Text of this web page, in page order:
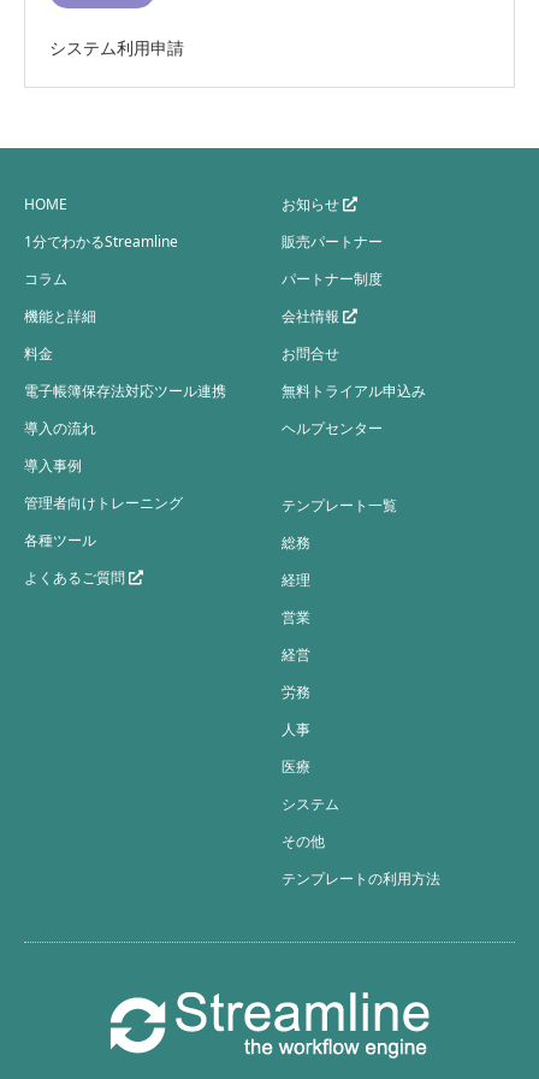
システム利用申請
HOME
1分でわかるStreamline
コラム
機能と詳細
料金
電子帳簿保存法対応ツール連携
導入の流れ
導入事例
管理者向けトレーニング
各種ツール
よくあるご質問
お知らせ
販売パートナー
パートナー制度
会社情報
お問合せ
無料トライアル申込み
ヘルプセンター
テンプレート一覧
総務
経理
営業
経営
労務
人事
医療
システム
その他
テンプレートの利用方法